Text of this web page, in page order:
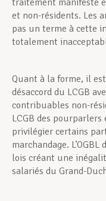
traitement manifeste
et non-résidents. Les
pas un terme à cette
totalement
Quant à la forme, il
désaccord du LCGB
contribuables non-
LCGB des
privilégier certains
marchandage.
lois créant une
salariés du Grand-